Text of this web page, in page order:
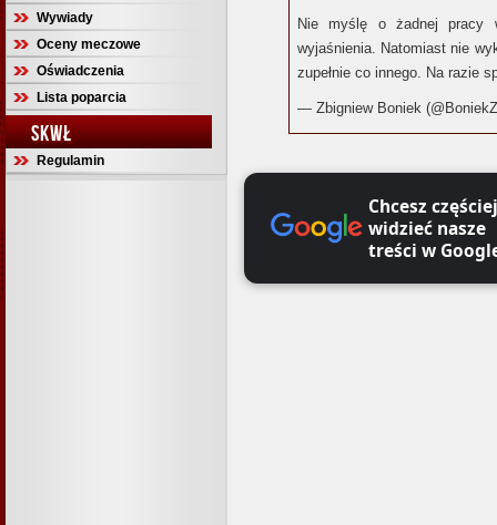
Wywiady
Oceny meczowe
Oświadczenia
Lista poparcia
SKWŁ
Regulamin
Nie myślę o żadnej pracy
wyjaśnienia. Natomiast nie
zupełnie co innego. Na razie
— Zbigniew Boniek
Chcesz częściej
widzieć nasze
treści w